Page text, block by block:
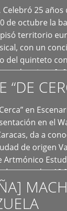
Celebró 25
de octubre la
territorio
con un
del quinteto
que los sigue […]
“DE
en
en el
da a
de origen
Artmónico
cumplen 12